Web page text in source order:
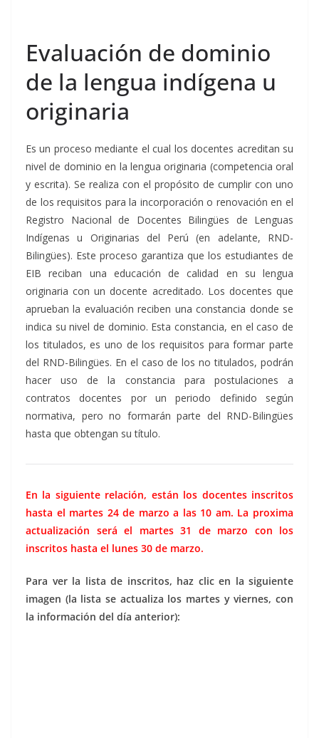
Evaluación de dominio
de la lengua indígena u
originaria
Es un proceso mediante el cual los docentes acreditan su
nivel de dominio en la lengua originaria (competencia oral
y escrita). Se realiza con el propósito de cumplir con uno
de los requisitos para la incorporación o renovación en el
Registro Nacional de Docentes Bilingües de Lenguas
Indígenas u Originarias del Perú (en adelante, RND-
Bilingües). Este proceso garantiza que los estudiantes de
EIB reciban una educación de calidad en su lengua
originaria con un docente acreditado. Los docentes que
aprueban la evaluación reciben una constancia donde se
indica su nivel de dominio. Esta constancia, en el caso de
los titulados, es uno de los requisitos para formar parte
del RND-Bilingües. En el caso de los no titulados, podrán
hacer uso de la constancia para postulaciones a
contratos docentes por un periodo definido según
normativa, pero no formarán parte del RND-Bilingües
hasta que obtengan su título.
En la siguiente relación, están los docentes inscritos
hasta el martes 24 de marzo a las 10 am. La proxima
actualización será el martes 31 de marzo con los
inscritos hasta el lunes 30 de marzo.
Para ver la lista de inscritos, haz clic en la siguiente
imagen (la lista se actualiza los martes y viernes, con
la información del día anterior):